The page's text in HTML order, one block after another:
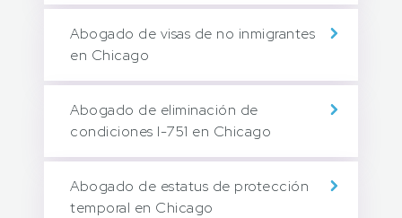
Abogado de visas de no inmigrantes
en Chicago
Abogado de eliminación de
condiciones I-751 en Chicago
Abogado de estatus de protección
temporal en Chicago